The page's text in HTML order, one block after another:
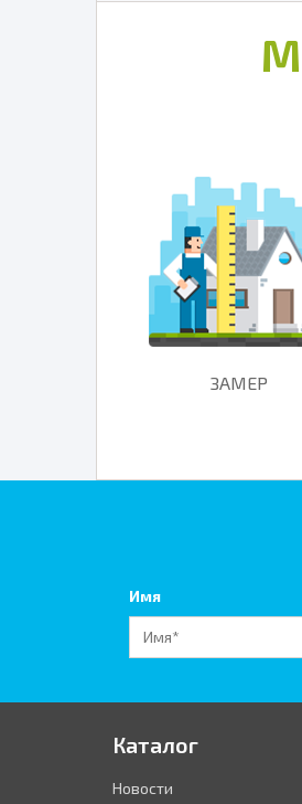
ЗАМЕР
Имя
Каталог
Новости